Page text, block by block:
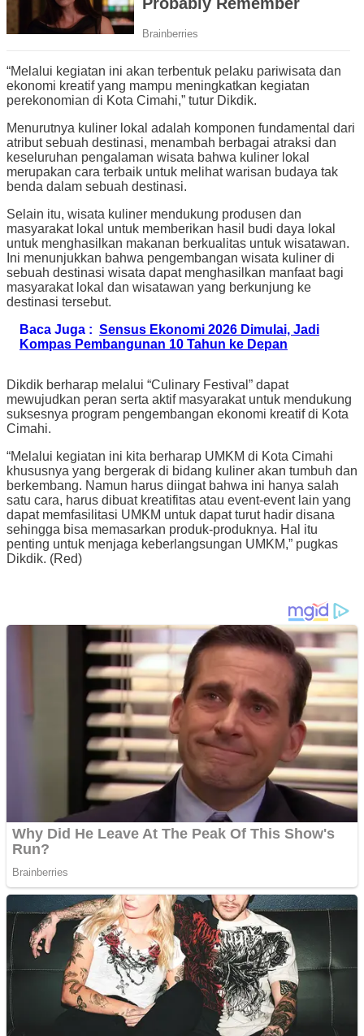
“Melalui kegiatan ini akan terbentuk pelaku pariwisata dan
ekonomi kreatif yang mampu meningkatkan kegiatan
perekonomian di Kota Cimahi,” tutur Dikdik.
Menurutnya kuliner lokal adalah komponen fundamental dari
atribut sebuah destinasi, menambah berbagai atraksi dan
keseluruhan pengalaman wisata bahwa kuliner lokal
merupakan cara terbaik untuk melihat warisan budaya tak
benda dalam sebuah destinasi.
Selain itu, wisata kuliner mendukung produsen dan
masyarakat lokal untuk memberikan hasil budi daya lokal
untuk menghasilkan makanan berkualitas untuk wisatawan.
Ini menunjukkan bahwa pengembangan wisata kuliner di
sebuah destinasi wisata dapat menghasilkan manfaat bagi
masyarakat lokal dan wisatawan yang berkunjung ke
destinasi tersebut.
Baca Juga : Sensus Ekonomi 2026 Dimulai, Jadi
Kompas Pembangunan 10 Tahun ke Depan
Dikdik berharap melalui “Culinary Festival” dapat
mewujudkan peran serta aktif masyarakat untuk mendukung
suksesnya program pengembangan ekonomi kreatif di Kota
Cimahi.
“Melalui kegiatan ini kita berharap UMKM di Kota Cimahi
khususnya yang bergerak di bidang kuliner akan tumbuh dan
berkembang. Namun harus diingat bahwa ini hanya salah
satu cara, harus dibuat kreatifitas atau event-event lain yang
dapat memfasilitasi UMKM untuk dapat turut hadir disana
sehingga bisa memasarkan produk-produknya. Hal itu
penting untuk menjaga keberlangsungan UMKM,” pugkas
Dikdik. (Red)